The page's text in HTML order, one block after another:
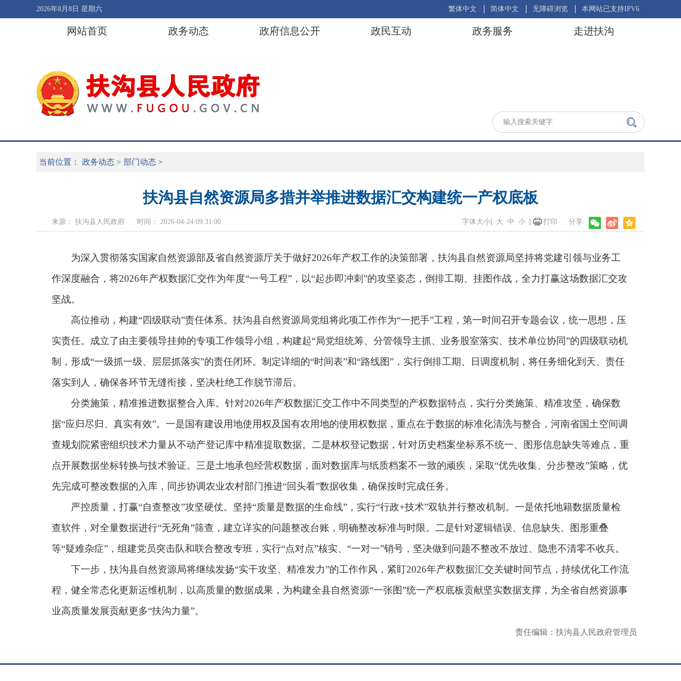
2026年8月8日 星期六 繁体中文 简体中文 无障碍浏览 本网站已支持IPV6
网站首页 政务动态 政府信息公开 政民互动 政务服务 走进扶沟
当前位置： 政务动态 > 部门动态 >
扶沟县自然资源局多措并举推进数据汇交构建统一产权底板
来源： 扶沟县人民政府 时间： 2026-04-24 09:31:00 字体大小[ 大 中 小 ] 打印
为深入贯彻落实国家自然资源部及省自然资源厅关于做好2026年产权工作的决策部署，扶沟县自然资源局坚持将党建引领与业务工
作深度融合，将2026年产权数据汇交作为年度“一号工程”，以“起步即冲刺”的攻坚姿态，倒排工期、挂图作战，全力打赢这场数据汇交攻
坚战。
高位推动，构建“四级联动”责任体系。扶沟县自然资源局党组将此项工作作为“一把手”工程，第一时间召开专题会议，统一思想，压
实责任。成立了由主要领导挂帅的专项工作领导小组，构建起“局党组统筹、分管领导主抓、业务股室落实、技术单位协同”的四级联动机
制，形成“一级抓一级、层层抓落实”的责任闭环。制定详细的“时间表”和“路线图”，实行倒排工期、日调度机制，将任务细化到天、责任
落实到人，确保各环节无缝衔接，坚决杜绝工作脱节滞后。
分类施策，精准推进数据整合入库。针对2026年产权数据汇交工作中不同类型的产权数据特点，实行分类施策、精准攻坚，确保数
据“应归尽归、真实有效”。一是国有建设用地使用权及国有农用地的使用权数据，重点在于数据的标准化清洗与整合，河南省国土空间调
查规划院紧密组织技术力量从不动产登记库中精准提取数据。二是林权登记数据，针对历史档案坐标系不统一、图形信息缺失等难点，重
点开展数据坐标转换与技术验证。三是土地承包经营权数据，面对数据库与纸质档案不一致的顽疾，采取“优先收集、分步整改”策略，优
先完成可整改数据的入库，同步协调农业农村部门推进“回头看”数据收集，确保按时完成任务。
严控质量，打赢“自查整改”攻坚硬仗。坚持“质量是数据的生命线”，实行“行政+技术”双轨并行整改机制。一是依托地籍数据质量检
查软件，对全量数据进行“无死角”筛查，建立详实的问题整改台账，明确整改标准与时限。二是针对逻辑错误、信息缺失、图形重叠
等“疑难杂症”，组建党员突击队和联合整改专班，实行“点对点”核实、“一对一”销号，坚决做到问题不整改不放过、隐患不清零不收兵。
下一步，扶沟县自然资源局将继续发扬“实干攻坚、精准发力”的工作作风，紧盯2026年产权数据汇交关键时间节点，持续优化工作流
程，健全常态化更新运维机制，以高质量的数据成果，为构建全县自然资源“一张图”统一产权底板贡献坚实数据支撑，为全省自然资源事
业高质量发展贡献更多“扶沟力量”。
责任编辑：扶沟县人民政府管理员